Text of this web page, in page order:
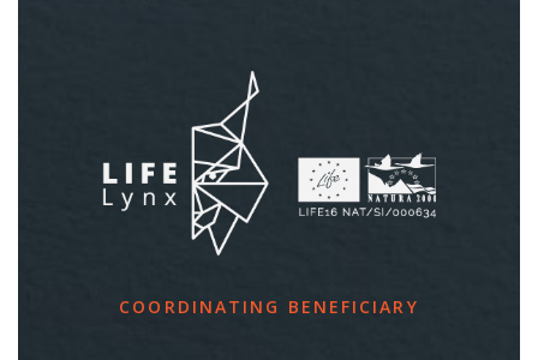
COORDINATING BENEFICIARY